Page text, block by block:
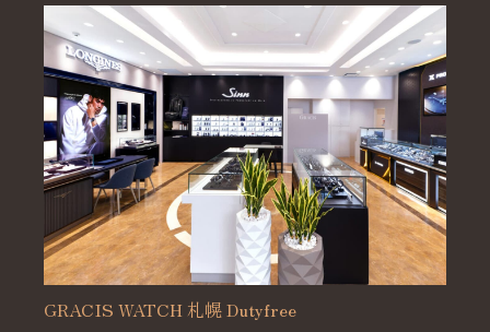
GRACIS WATCH 札幌 Dutyfree